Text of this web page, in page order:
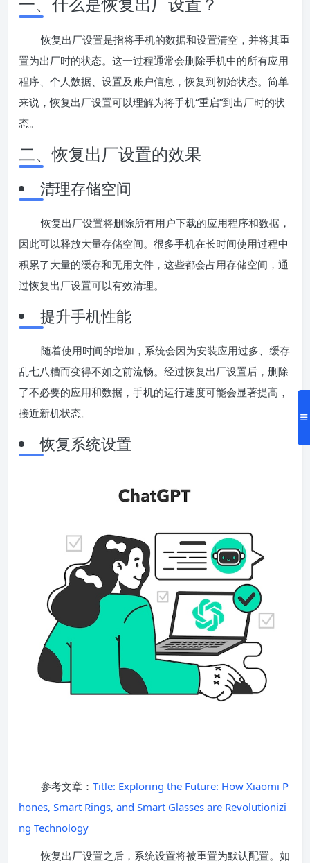
恢复出厂设置是指将手机的数据和设置清空，并将其重
置为出厂时的状态。这一过程通常会删除手机中的所有应用
程序、个人数据、设置及账户信息，恢复到初始状态。简单
来说，恢复出厂设置可以理解为将手机“重启”到出厂时的状
态。
二、恢复出厂设置的效果
清理存储空间
恢复出厂设置将删除所有用户下载的应用程序和数据，
因此可以释放大量存储空间。很多手机在长时间使用过程中
积累了大量的缓存和无用文件，这些都会占用存储空间，通
过恢复出厂设置可以有效清理。
提升手机性能
随着使用时间的增加，系统会因为安装应用过多、缓存
乱七八糟而变得不如之前流畅。经过恢复出厂设置后，删除
了不必要的应用和数据，手机的运行速度可能会显著提高，
接近新机状态。
恢复系统设置
参考文章： Title: Exploring the Future: How Xiaomi P
hones, Smart Rings, and Smart Glasses are Revolutionizi
ng Technology
恢复出厂设置之后，系统设置将被重置为默认配置。如